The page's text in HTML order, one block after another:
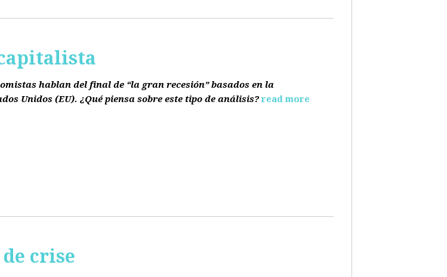
hablan del final de “la gran recesión” basados en la
Unidos (EU). ¿Qué piensa sobre este tipo de análisis? read more
de crise